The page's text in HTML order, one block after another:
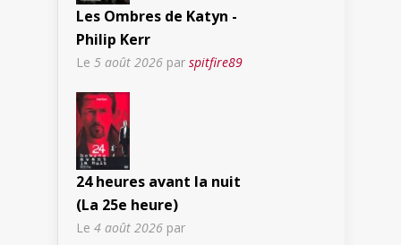
Les Ombres de Katyn -
Philip Kerr
Le 5 août 2026 par spitfire89
24 heures avant la nuit
(La 25e heure)
Le 4 août 2026 par